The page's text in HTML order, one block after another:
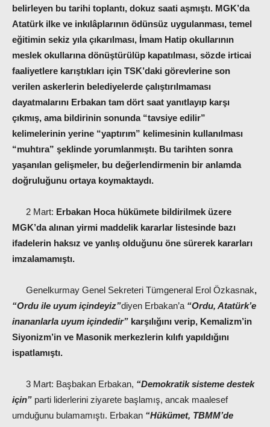
belirleyen bu tarihi toplantı, dokuz saati aşmıştı. MGK’da
Atatürk ilke ve inkılâplarının ödünsüz uygulanması, temel
eğitimin sekiz yıla çıkarılması, İmam Hatip okullarının
meslek okullarına dönüştürülüp kapatılması, sözde irticai
faaliyetlere karıştıkları için TSK’daki görevlerine son
verilen askerlerin belediyelerde çalıştırılmaması
dayatmalarını Erbakan tam dört saat yanıtlayıp karşı
çıkmış, ama bildirinin sonunda “tavsiye edilir”
kelimelerinin yerine “yaptırım” kelimesinin kullanılması
“muhtıra” şeklinde yorumlanmıştı. Bu tarihten sonra
yaşanılan gelişmeler, bu değerlendirmenin bir anlamda
doğruluğunu ortaya koymaktaydı.
2 Mart: Erbakan Hoca hükümete bildirilmek üzere
MGK’da alınan yirmi maddelik kararlar listesinde bazı
ifadelerin haksız ve yanlış olduğunu öne sürerek kararları
imzalamamıştı.
Genelkurmay Genel Sekreteri Tümgeneral Erol Özkasnak,
“Ordu ile uyum içindeyiz”diyen Erbakan’a “Ordu, Atatürk’e
inananlarla uyum içindedir” karşılığını verip, Kemalizm’in
Siyonizm’in ve Masonik merkezlerin kılıfı yapıldığını
ispatlamıştı.
3 Mart: Başbakan Erbakan, “Demokratik sisteme destek
için” parti liderlerini ziyarete başlamış, ancak maalesef
umduğunu bulamamıştı. Erbakan “Hükümet, TBMM’de